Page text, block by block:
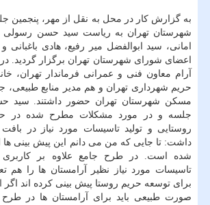
به گزارش كار در محل به نقل از مهر، پنجمین
شهرستان تهران به ریاست سید حسن رسولی
امانی، سید ابوالفضل میر رفیع، هادی باغبانی
اعضای شورای شهرستان تهران برگزار گردید.
آرام معاون فنی و عمرانی فرماندار تهران،
حریم شهرداری تهران و هم مدیر منابع طبیعی،
مسكن شهرستان تهران حضور داشتند. سید
جلسه و در مورد مشكلات مطرح شده در
روستایی و تولید تاسیسات مورد نیاز در
داشت: تا جایی كه من می دانم این پیش بینی ها
شده است. در طرح جامع علاوه بر
تاسیسات مورد نیاز نظیر آرامستان ها را هم
برای توسعه حریم روستا پیش بینی كرده اند اگر
صورت طبیعی باید برای آرامستان ها در